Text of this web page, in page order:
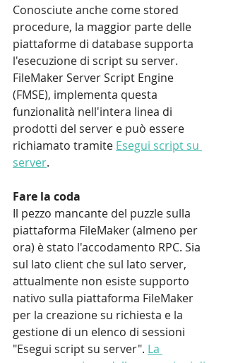
Conosciute anche come stored
procedure, la maggior parte delle
piattaforme di database supporta
l'esecuzione di script su server.
FileMaker Server Script Engine
(FMSE), implementa questa
funzionalità nell'intera linea di
prodotti del server e può essere
richiamato tramite Esegui script su
server.
Fare la coda
Il pezzo mancante del puzzle sulla
piattaforma FileMaker (almeno per
ora) è stato l'accodamento RPC. Sia
sul lato client che sul lato server,
attualmente non esiste supporto
nativo sulla piattaforma FileMaker
per la creazione su richiesta e la
gestione di un elenco di sessioni
"Esegui script su server". La